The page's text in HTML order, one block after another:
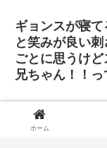
ギョンスが寝
と笑みが良い
ごとに思うけ
兄ちゃん！！
「その判断に
自分の立ち位
ホーム